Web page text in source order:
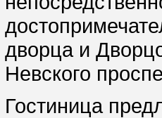
дворца и
Невского
Гостиница